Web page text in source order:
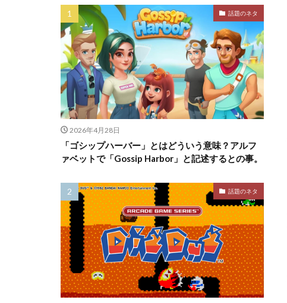
話題のネタ
2026年4月28日
「ゴシップハーバー」とはどういう意味？アルフ
ァベットで「Gossip Harbor」と記述するとの事。
話題のネタ